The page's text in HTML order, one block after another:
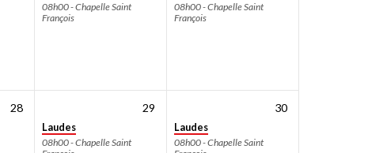
08h00 - Chapelle Saint
François
08h00 - Chapelle Saint
François
28 29
Laudes
08h00 - Chapelle Saint
30
Laudes
08h00 - Chapelle Saint